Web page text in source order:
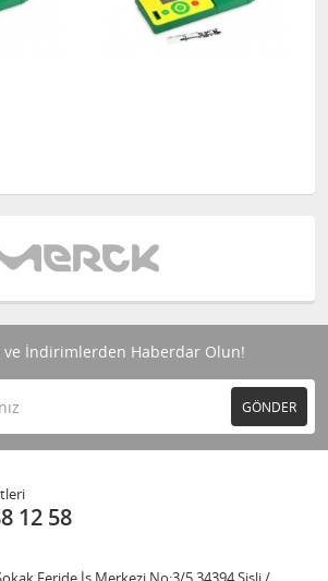
ve İndirimlerden Haberdar Olun!
GÖNDER
12 58